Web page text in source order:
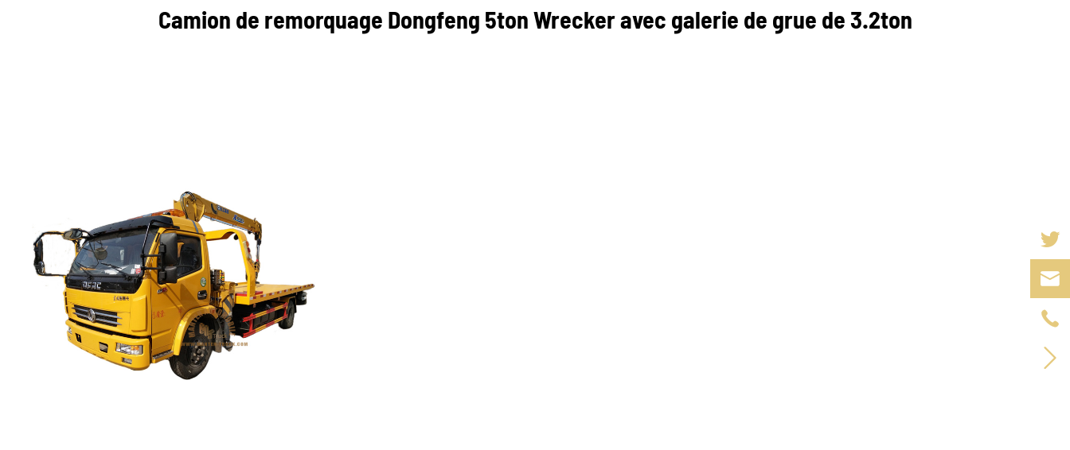
Camion de remorquage Dongfeng 5ton Wrecker avec galerie de grue de 3.2ton


